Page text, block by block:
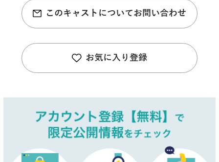
このキャストについてお問い合わせ
お気に入り登録